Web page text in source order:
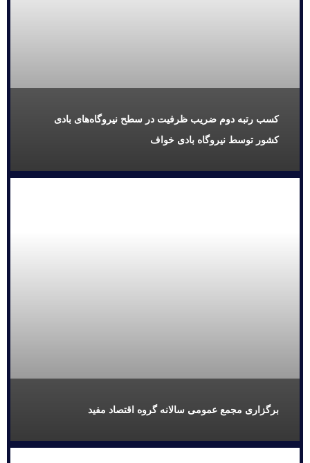
کسب رتبه دوم ضریب ظرفیت در سطح نیروگاه‌های بادی
کشور توسط نیروگاه بادی خواف
برگزاری مجمع عمومی سالانه گروه اقتصاد مفید